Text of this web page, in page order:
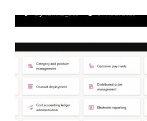
Dynamics_365 07 Août 2023